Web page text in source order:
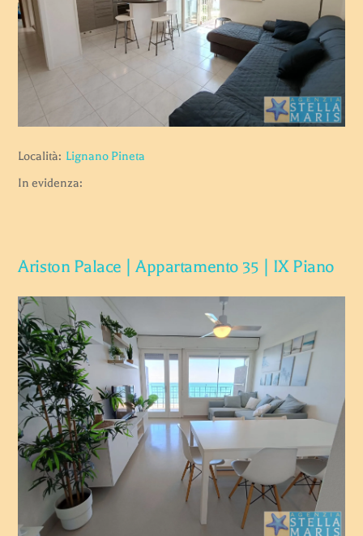
Località: Lignano Pineta
In evidenza:
Ariston Palace | Appartamento 35 | IX Piano